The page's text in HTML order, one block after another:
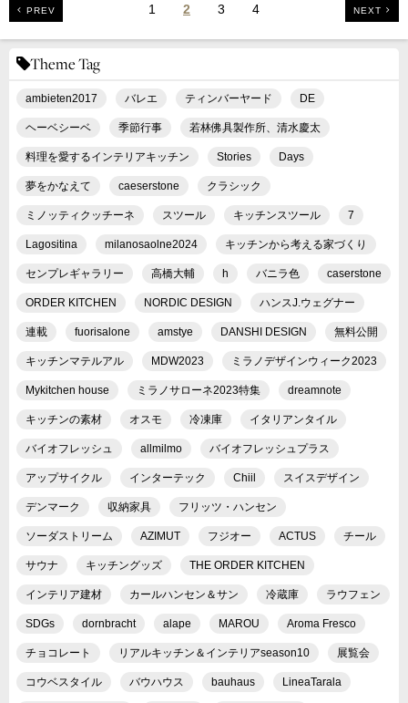
PREV 1 2 3 4 NEXT
Theme Tag
ambieten2017 バレエ ティンバーヤード DE
ヘーベシーベ 季節行事 若林佛具製作所、清水慶太
料理を愛するインテリアキッチン Stories Days
夢をかなえて caeserstone クラシック
ミノッティクッチーネ スツール キッチンスツール 7
Lagositina milanosaolne2024 キッチンから考える家づくり
センプレギャラリー 高橋大輔 h バニラ色 caserstone
ORDER KITCHEN NORDIC DESIGN ハンスJ.ウェグナー
連載 fuorisalone amstye DANSHI DESIGN 無料公開
キッチンマテルアル MDW2023 ミラノデザインウィーク2023
Mykitchen house ミラノサローネ2023特集 dreamnote
キッチンの素材 オスモ 冷凍庫 イタリアンタイル
バイオフレッシュ allmilmo バイオフレッシュプラス
アップサイクル インターテック Chiil スイスデザイン
デンマーク 収納家具 フリッツ・ハンセン
ソーダストリーム AZIMUT フジオー ACTUS チール
サウナ キッチングッズ THE ORDER KITCHEN
インテリア建材 カールハンセン＆サン 冷蔵庫 ラウフェン
SDGs dornbracht alape MAROU Aroma Fresco
チョコレート リアルキッチン＆インテリアseason10 展覧会
コウベスタイル バウハウス bauhaus LineaTarala